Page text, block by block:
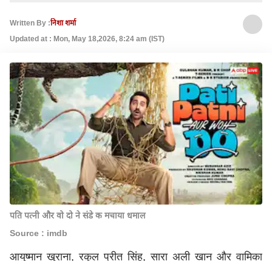
Written By :निशा शर्मा
Updated at : Mon, May 18,2026, 8:24 am (IST)
पति पत्नी और वो दो ने संडे क मचाया धमाल
Source : imdb
आयुष्मान खुराना, रकुल प्रीत सिंह, सारा अली खान और वामिका